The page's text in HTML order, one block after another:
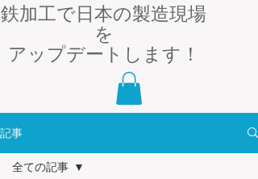
鉄加工で日本の製造現場
を
アップデートします！
記事
全ての記事